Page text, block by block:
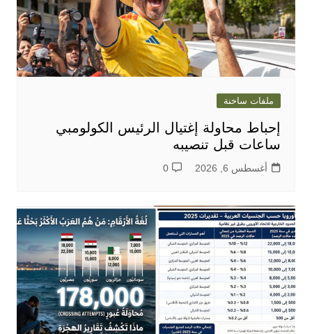
ملفات ساخنة
إحباط محاولة إغتيال الرئيس الكولومبي
ساعات قبل تنصيبه
أغسطس 6, 2026 0